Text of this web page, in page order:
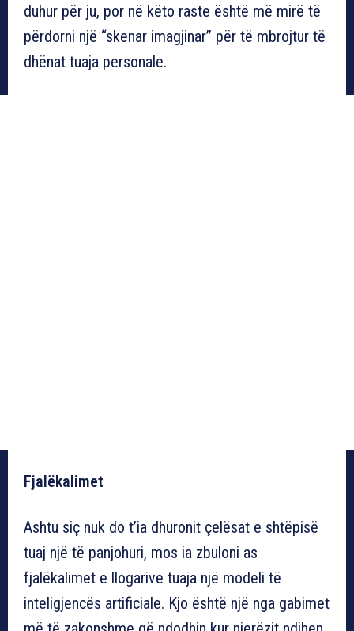
duhur për ju, por në këto raste është më mirë të
përdorni një “skenar imagjinar” për të mbrojtur të
dhënat tuaja personale.
Fjalëkalimet
Ashtu siç nuk do t’ia dhuronit çelësat e shtëpisë
tuaj një të panjohuri, mos ia zbuloni as
fjalëkalimet e llogarive tuaja një modeli të
inteligjencës artificiale. Kjo është një nga gabimet